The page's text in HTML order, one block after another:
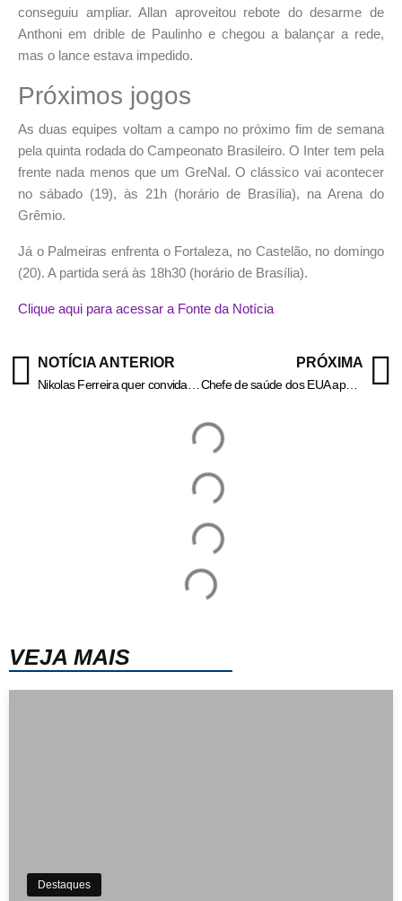
conseguiu ampliar. Allan aproveitou rebote do desarme de
Anthoni em drible de Paulinho e chegou a balançar a rede,
mas o lance estava impedido.
Próximos jogos
As duas equipes voltam a campo no próximo fim de semana
pela quinta rodada do Campeonato Brasileiro. O Inter tem pela
frente nada menos que um GreNal. O clássico vai acontecer
no sábado (19), às 21h (horário de Brasília), na Arena do
Grêmio.
Já o Palmeiras enfrenta o Fortaleza, no Castelão, no domingo
(20). A partida será às 18h30 (horário de Brasília).
Clique aqui para acessar a Fonte da Notícia
NOTÍCIA ANTERIOR PRÓXIMA
Chefe de saúde dos EUA aponta “toxinas ambientais“ como causa do autismo
VEJA MAIS
Destaques